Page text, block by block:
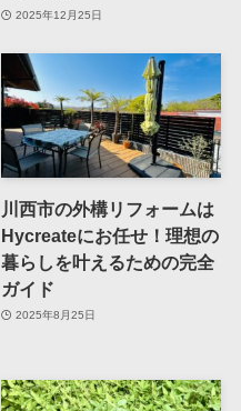
2025年12月25日
川西市の外構リフォームは
Hycreateにお任せ！理想の
暮らしを叶えるための完全
ガイド
2025年8月25日